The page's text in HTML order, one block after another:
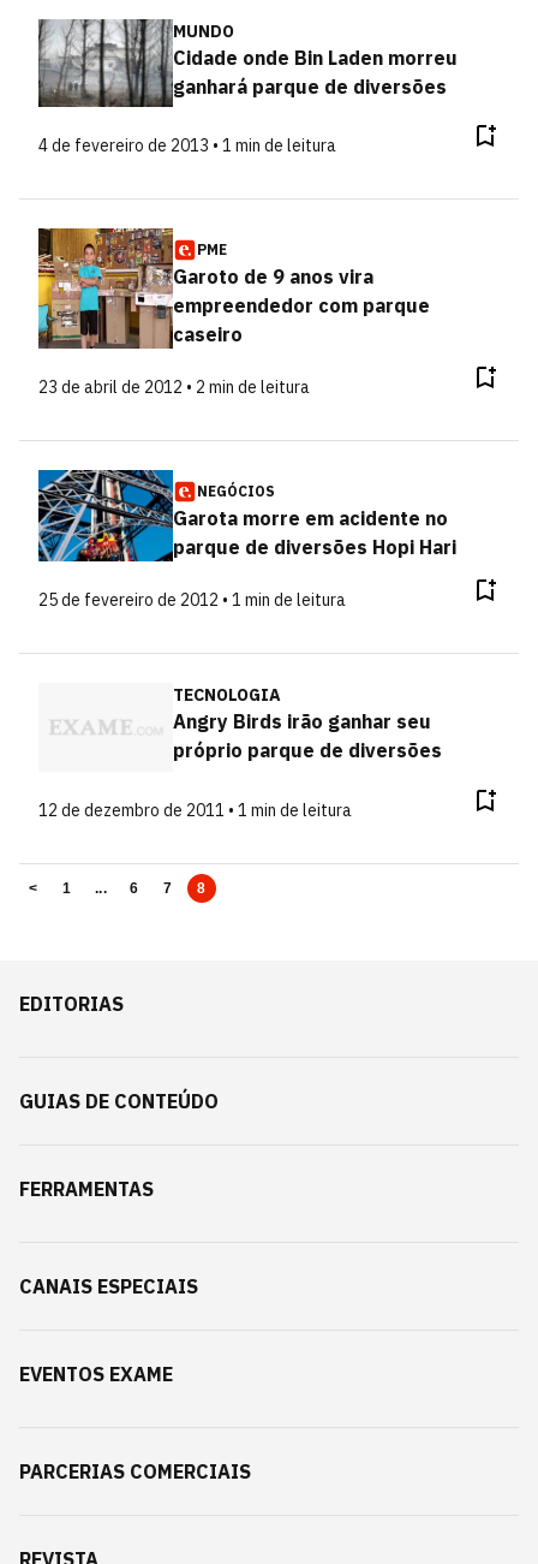
MUNDO
Cidade onde Bin Laden morreu
ganhará parque de diversões
4 de fevereiro de 2013 • 1 min de leitura
PME
Garoto de 9 anos vira
empreendedor com parque
caseiro
23 de abril de 2012 • 2 min de leitura
NEGÓCIOS
Garota morre em acidente no
parque de diversões Hopi Hari
25 de fevereiro de 2012 • 1 min de leitura
TECNOLOGIA
Angry Birds irão ganhar seu
próprio parque de diversões
12 de dezembro de 2011 • 1 min de leitura
< 1 ... 6 7 8
EDITORIAS
GUIAS DE CONTEÚDO
FERRAMENTAS
CANAIS ESPECIAIS
EVENTOS EXAME
PARCERIAS COMERCIAIS
REVISTA